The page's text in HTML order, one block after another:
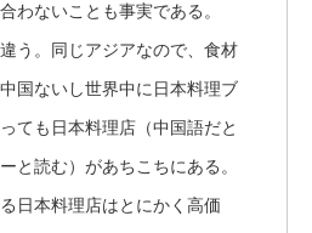
わないことも事実である。
う。同じアジアなので、食材
国ないし世界中に日本料理ブ
ても日本料理店（中国語だと
と読む）があちこちにある。
日本料理店はとにかく高価